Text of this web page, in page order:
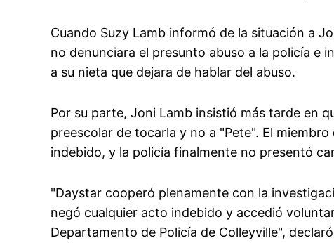
Cuando Suzy Lamb informó de la situación a
no denunciara el presunto abuso a la policía e
a su nieta que dejara de hablar del abuso.
Por su parte, Joni Lamb insistió más tarde en
preescolar de tocarla y no a "Pete". El
indebido, y la policía finalmente no presentó
"Daystar cooperó plenamente con la
negó cualquier acto indebido y accedió
Departamento de Policía de Colleyville",